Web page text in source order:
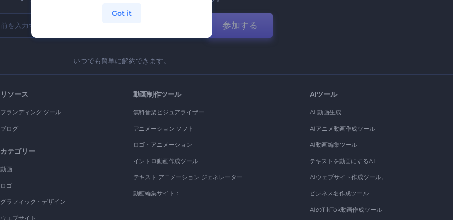
参加する
いつでも簡単に解約できます。
リソース
ブランディング ツール
ブログ
カテゴリー
動画
ロゴ
グラフィック・デザイン
ウエブサイト
動画制作ツール
無料音楽ビジュアライザー
アニメーション ソフト
ロゴ・アニメーション
イントロ動画作成ツール
テキスト アニメーション ジェネレーター
動画編集サイト：
AIツール
AI 動画生成
AIアニメ動画作成ツール
AI動画編集ツール
テキストを動画にするAI
AIウェブサイト作成ツール。
ビジネス名作成ツール
AIのTikTok動画作成ツール
Got it